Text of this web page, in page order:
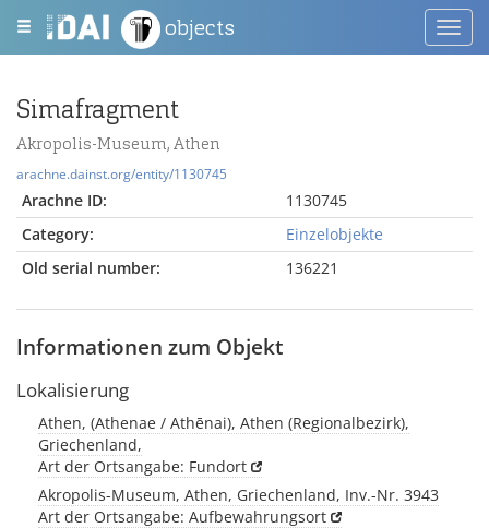
objects
Simafragment
Akropolis-Museum, Athen
arachne.dainst.org/entity/1130745
Arachne ID:
1130745
Category:
Einzelobjekte
Old serial number:
136221
Informationen zum Objekt
Lokalisierung
Athen, (Athenae / Athēnai), Athen (Regionalbezirk),
Griechenland,
Art der Ortsangabe: Fundort
Akropolis-Museum, Athen, Griechenland, Inv.-Nr. 3943
Art der Ortsangabe: Aufbewahrungsort